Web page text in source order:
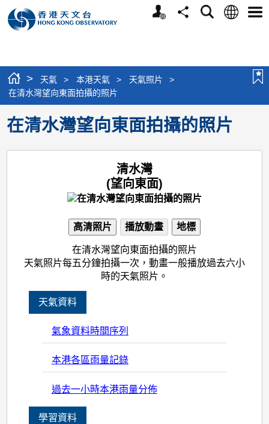
個
分
搜
語
選
> 天氣 > 本港天氣 > 天氣照片
>
在清水灣望向東面拍攝的照片
在清水灣望向東面拍攝的照片
清水灣
(望向東面)
高清照片 播放動畫 地標
在清水灣望向東面拍攝的照片
天氣照片每五分鐘拍攝一次，動畫一般播放過去六小
時的天氣照片。
天氣資料
氣象資料時間序列
本港各區雨量記錄
過去一小時本港雨量分佈
學習資料